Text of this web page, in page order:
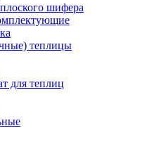
шифера
теплицы
для теплиц